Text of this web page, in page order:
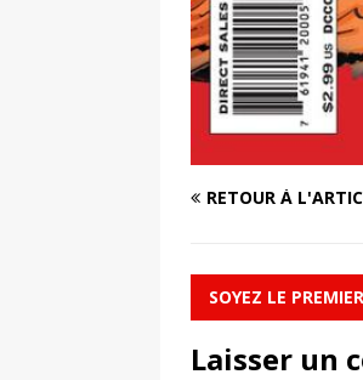
RETOUR À
SOYEZ LE
Laisser un